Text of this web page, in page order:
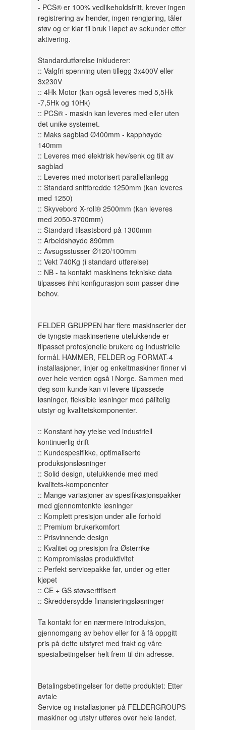
- PCS® er 100% vedlikeholdsfritt, krever ingen
registrering av hender, ingen rengjøring, tåler
støv og er klar til bruk i løpet av sekunder etter
aktivering.
Standardutførelse inkluderer:
:: Valgfri spenning uten tillegg 3x400V eller
3x230V
:: 4Hk Motor (kan også leveres med 5,5Hk
-7,5Hk og 10Hk)
:: PCS® - maskin kan leveres med eller uten
det unike systemet.
:: Maks sagblad Ø400mm - kapphøyde
140mm
:: Leveres med elektrisk hev/senk og tilt av
sagblad
:: Leveres med motorisert parallellanlegg
:: Standard snittbredde 1250mm (kan leveres
med 1250)
:: Skyvebord X-roll® 2500mm (kan leveres
med 2050-3700mm)
:: Standard tilsastsbord på 1300mm
:: Arbeidshøyde 890mm
:: Avsugsstusser Ø120/100mm
:: Vekt 740Kg (i standard utførelse)
:: NB - ta kontakt maskinens tekniske data
tilpasses ihht konfigurasjon som passer dine
behov.
FELDER GRUPPEN har flere maskinserier der
de tyngste maskinseriene utelukkende er
tilpasset profesjonelle brukere og industrielle
formål. HAMMER, FELDER og FORMAT-4
installasjoner, linjer og enkeltmaskiner finner vi
over hele verden også i Norge. Sammen med
deg som kunde kan vi levere tilpassede
løsninger, fleksible løsninger med pålitelig
utstyr og kvalitetskomponenter.
:: Konstant høy ytelse ved industriell
kontinuerlig drift
:: Kundespesifikke, optimaliserte
produksjonsløsninger
:: Solid design, utelukkende med med
kvalitets-komponenter
:: Mange variasjoner av spesifikasjonspakker
med gjennomtenkte løsninger
:: Komplett presisjon under alle forhold
:: Premium brukerkomfort
:: Prisvinnende design
:: Kvalitet og presisjon fra Østerrike
:: Kompromissløs produktivitet
:: Perfekt servicepakke før, under og etter
kjøpet
:: CE + GS støvsertifisert
:: Skreddersydde finansieringsløsninger
Ta kontakt for en nærmere introduksjon,
gjennomgang av behov eller for å få oppgitt
pris på dette utstyret med frakt og våre
spesialbetingelser helt frem til din adresse.
Betalingsbetingelser for dette produktet: Etter
avtale
Service og installasjoner på FELDERGROUPS
maskiner og utstyr utføres over hele landet.